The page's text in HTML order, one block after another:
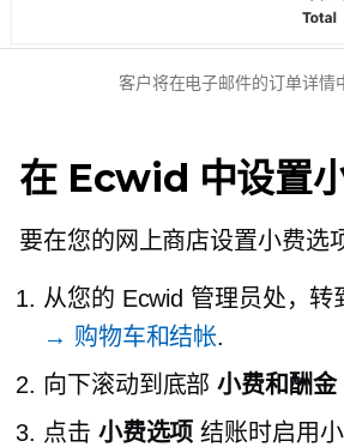
客户将在电子邮件的订单详情
在 Ecwid 中设置
要在您的网上商店设置小费选
从您的 Ecwid 管理员处，
→ 购物车和结帐.
向下滚动到底部小费和酬金
点击 小费选项 结账时启用小